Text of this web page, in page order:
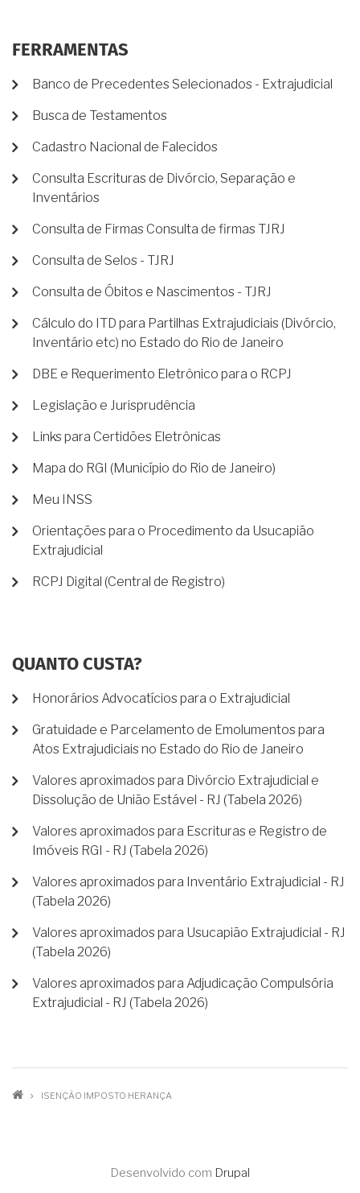
FERRAMENTAS
Banco de Precedentes Selecionados - Extrajudicial
Busca de Testamentos
Cadastro Nacional de Falecidos
Consulta Escrituras de Divórcio, Separação e
Inventários
Consulta de Firmas Consulta de firmas TJRJ
Consulta de Selos - TJRJ
Consulta de Óbitos e Nascimentos - TJRJ
Cálculo do ITD para Partilhas Extrajudiciais (Divórcio,
Inventário etc) no Estado do Rio de Janeiro
DBE e Requerimento Eletrônico para o RCPJ
Legislação e Jurisprudência
Links para Certidões Eletrônicas
Mapa do RGI (Município do Rio de Janeiro)
Meu INSS
Orientações para o Procedimento da Usucapião
Extrajudicial
RCPJ Digital (Central de Registro)
QUANTO CUSTA?
Honorários Advocatícios para o Extrajudicial
Gratuidade e Parcelamento de Emolumentos para
Atos Extrajudiciais no Estado do Rio de Janeiro
Valores aproximados para Divórcio Extrajudicial e
Dissolução de União Estável - RJ (Tabela 2026)
Valores aproximados para Escrituras e Registro de
Imóveis RGI - RJ (Tabela 2026)
Valores aproximados para Inventário Extrajudicial - RJ
(Tabela 2026)
Valores aproximados para Usucapião Extrajudicial - RJ
(Tabela 2026)
Valores aproximados para Adjudicação Compulsória
Extrajudicial - RJ (Tabela 2026)
TRILHA
NAVEGAÇÃO
ISENÇÃO IMPOSTO HERANÇA
Desenvolvido com Drupal